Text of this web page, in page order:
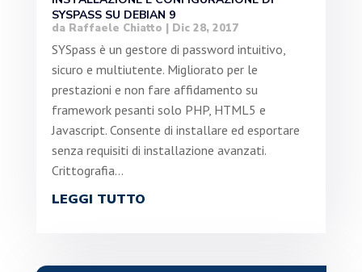
SYSPASS SU DEBIAN 9
da Raffaele Chiatto | Dic 28, 2017
SYSpass è un gestore di password intuitivo,
sicuro e multiutente. Migliorato per le
prestazioni e non fare affidamento su
framework pesanti solo PHP, HTML5 e
Javascript. Consente di installare ed esportare
senza requisiti di installazione avanzati.
Crittografia...
LEGGI TUTTO